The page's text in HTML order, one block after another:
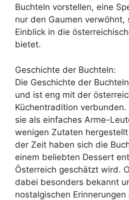
Buchteln vorstellen, eine
nur den Gaumen verwöhnt,
Einblick in die
bietet.
Geschichte der Buchteln:
Die Geschichte der
und ist eng mit der
Küchentradition
sie als einfaches Arme-
wenigen Zutaten
der Zeit haben sich die
einem beliebten Dessert
Österreich geschätzt wird.
dabei besonders bekannt
nostalgischen Erinnerungen